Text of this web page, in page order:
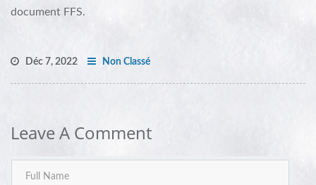
document FFS.
Déc 7, 2022 Non Classé
Leave A Comment